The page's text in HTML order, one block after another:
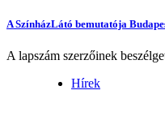
A SzínházLátó bemutatója
A lapszám szerzőinek
Hírek